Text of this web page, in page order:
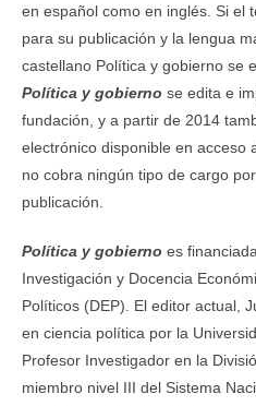
en español como en inglés. Si el
para su publicación y la lengua
castellano Política y gobierno se
Política y gobierno se edita e
fundación, y a partir de 2014
electrónico disponible en acceso
no cobra ningún tipo de cargo
publicación.
Política y gobierno es
Investigación y Docencia
Políticos (DEP). El editor actual,
en ciencia política por la
Profesor Investigador en la
miembro nivel III del Sistema